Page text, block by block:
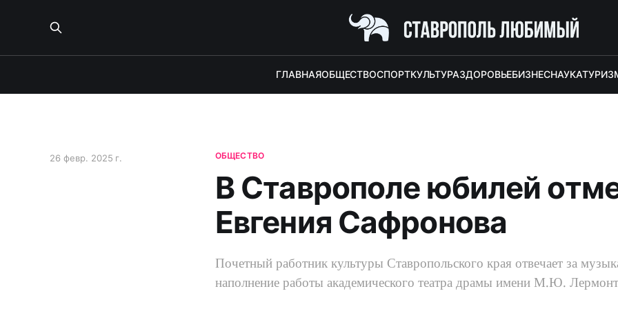
ГЛАВНАЯОБЩЕСТВОСПОРТКУЛЬТУРАЗДОРОВЬЕБИЗНЕСНАУКА
ОБЩЕСТВО
В Ставрополе юбилей
Евгения Сафронова
26 февр. 2025 г.
Почетный работник культуры Ставропольского края отвечает за
наполнение работы академического театра драмы имени М.Ю.